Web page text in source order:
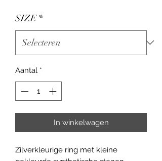
SIZE *
Aantal *
In winkelwagen
Zilverkleurige ring met kleine